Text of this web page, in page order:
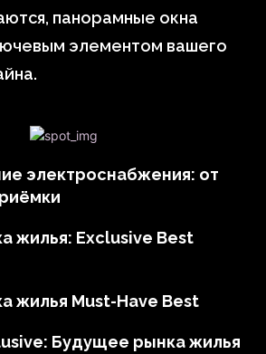
панорамные окна
элементом вашего
электроснабжения: от
жилья: Exclusive Best
жилья Must-Have Best
Будущее рынка жилья